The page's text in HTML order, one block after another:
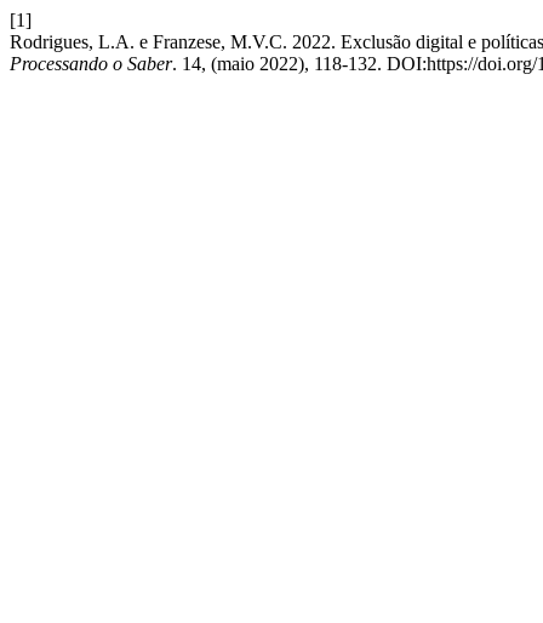
[1]
Rodrigues, L.A. e Franzese, M.V.C. 2022. Exclusão digital e
Processando o Saber. 14, (maio 2022), 118-132. DOI:https://